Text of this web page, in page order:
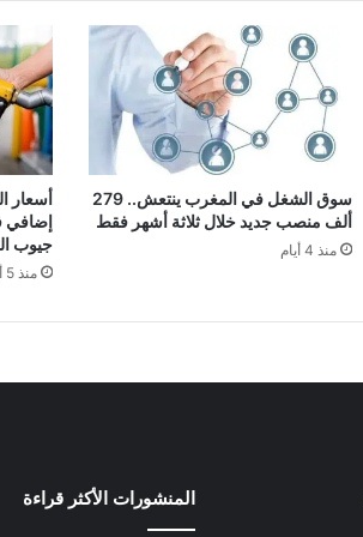
سوق الشغل في المغرب ينتعش.. 279
ألف منصب جديد خلال ثلاثة أشهر فقط
منذ 4 أيام
أسعار
إضافي
جيوب
منذ 5 أيام
المنشورات الأكثر قراءة